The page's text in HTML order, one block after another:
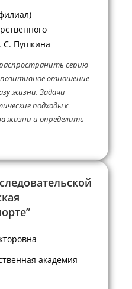
С. Пушкина
серию
отношение
жизни. Задачи
подходы к
жизни и определить
академия